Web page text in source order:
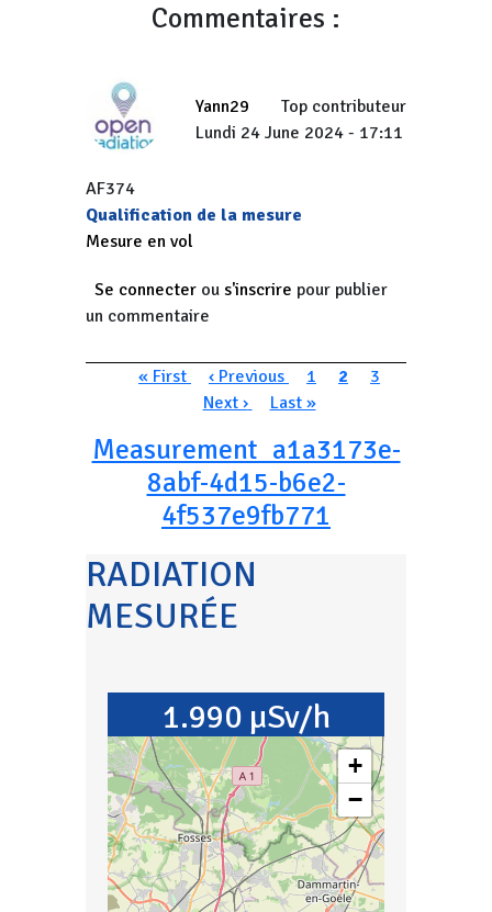
Commentaires :
Yann29
Top contributeur
Lundi 24 June 2024 - 17:11
AF374
Qualification de la mesure
Mesure en vol
Se connecter ou s'inscrire pour publier
un commentaire
Pagination
Première page
« First Page précédente
‹ Previous Page
1 Page courante
2 Page
3
Next ›
Dernière page
Last »
Measurement_a1a3173e-
8abf-4d15-b6e2-
4f537e9fb771
RADIATION
MESURÉE
1.990 µSv/h
+
−